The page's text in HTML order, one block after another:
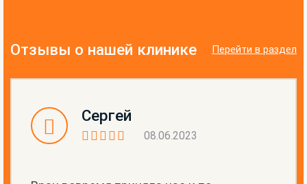
Отзывы о нашей клинике Перейти в раздел
Сергей
08.06.2023